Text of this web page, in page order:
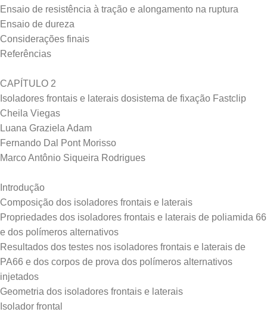
Ensaio de resistência à tração e alongamento na ruptura
Ensaio de dureza
Considerações finais
Referências
CAPÍTULO 2
Isoladores frontais e laterais dosistema de fixação Fastclip
Cheila Viegas
Luana Graziela Adam
Fernando Dal Pont Morisso
Marco Antônio Siqueira Rodrigues
Introdução
Composição dos isoladores frontais e laterais
Propriedades dos isoladores frontais e laterais de poliamida 66
e dos polímeros alternativos
Resultados dos testes nos isoladores frontais e laterais de
PA66 e dos corpos de prova dos polímeros alternativos
injetados
Geometria dos isoladores frontais e laterais
Isolador frontal